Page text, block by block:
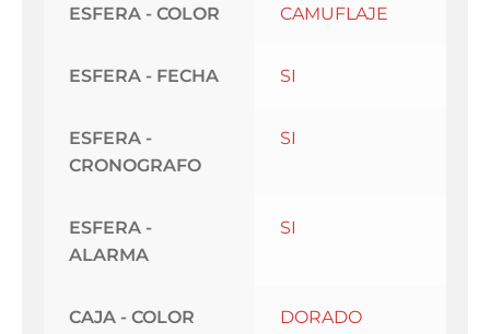
ESFERA - COLOR CAMUFLAJE
ESFERA - FECHA SI
ESFERA -
CRONOGRAFO
SI
ESFERA -
ALARMA
SI
CAJA - COLOR DORADO